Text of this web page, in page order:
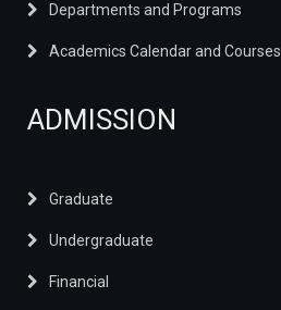
Departments and Programs
Academics Calendar and Courses
ADMISSION
Graduate
Undergraduate
Financial